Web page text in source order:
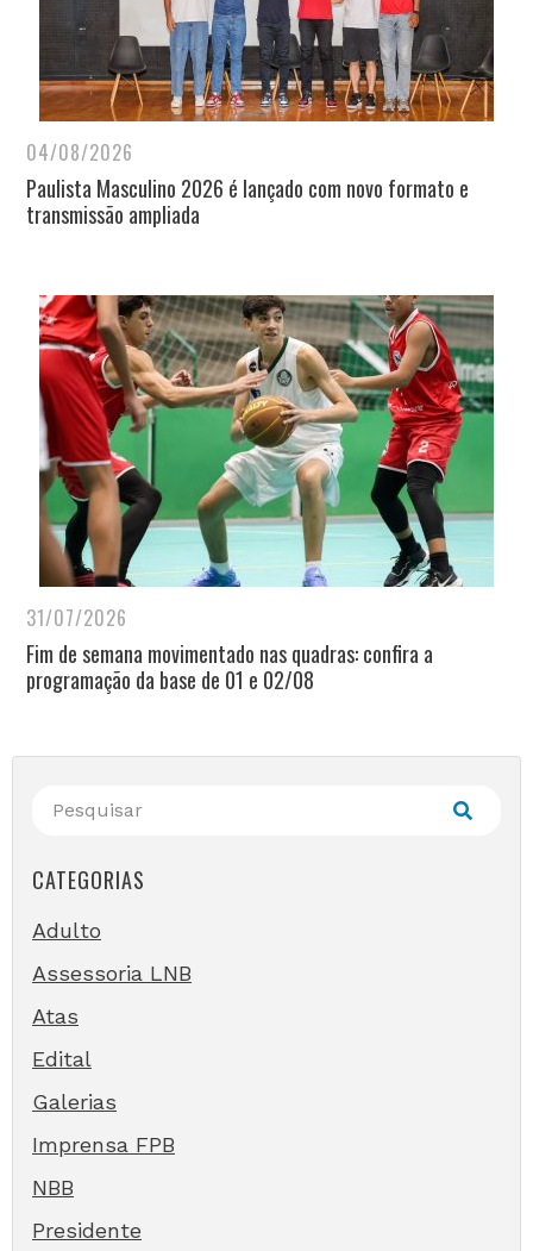
04/08/2026
Paulista Masculino 2026 é lançado com novo formato e
transmissão ampliada
31/07/2026
Fim de semana movimentado nas quadras: confira a
programação da base de 01 e 02/08
CATEGORIAS
Adulto
Assessoria LNB
Atas
Edital
Galerias
Imprensa FPB
NBB
Presidente